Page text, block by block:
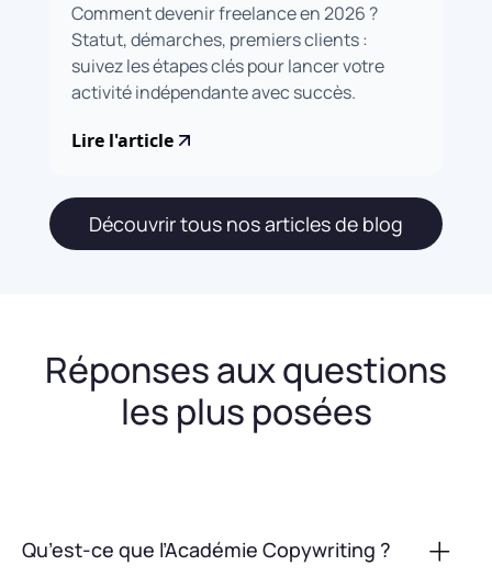
Comment devenir freelance en 2026 ?
Statut, démarches, premiers clients :
suivez les étapes clés pour lancer votre
activité indépendante avec succès.
Lire l'article
Découvrir tous nos articles de blog
Réponses aux questions
les plus posées
Qu’est-ce que l’Académie Copywriting ?